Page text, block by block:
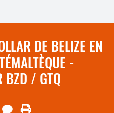
DE BELIZE EN
-
BZD / GTQ